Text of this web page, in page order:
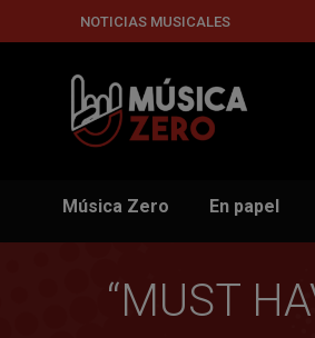
NOTICIAS MUSICALES
Música Zero En papel
“MUST